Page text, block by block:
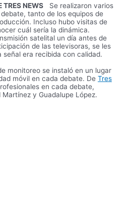
TRES NEWS Se realizaron varios
tanto de los equipos de
Incluso hubo visitas de
cuál sería la dinámica.
satelital un día antes de
de las televisoras, se les
señal era recibida con calidad.
monitoreo se instaló en un lugar
móvil en cada debate. DeTres
en cada debate,
y Guadalupe López.